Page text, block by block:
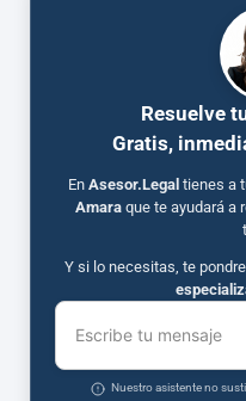
Resuelve
Gratis,
En Asesor.Legal tienes a
Amaraque te ayudará a
Y si lo necesitas, te
Escribe tu mensaje
Nuestro asistente no